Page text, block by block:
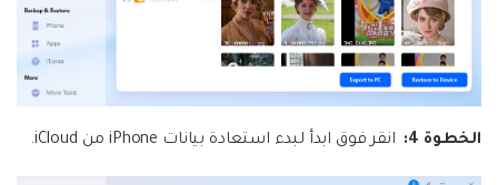
الخطوة 4: انقر فوق ابدأ لبدء استعادة بيانات iPhone من iCloud.